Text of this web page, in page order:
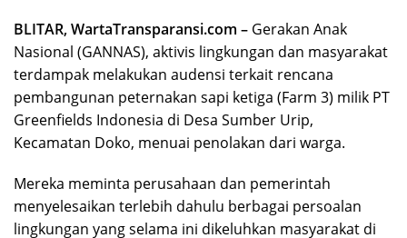
BLITAR, WartaTransparansi.com – Gerakan Anak
Nasional (GANNAS), aktivis lingkungan dan masyarakat
terdampak melakukan audensi terkait rencana
pembangunan peternakan sapi ketiga (Farm 3) milik PT
Greenfields Indonesia di Desa Sumber Urip,
Kecamatan Doko, menuai penolakan dari warga.
Mereka meminta perusahaan dan pemerintah
menyelesaikan terlebih dahulu berbagai persoalan
lingkungan yang selama ini dikeluhkan masyarakat di